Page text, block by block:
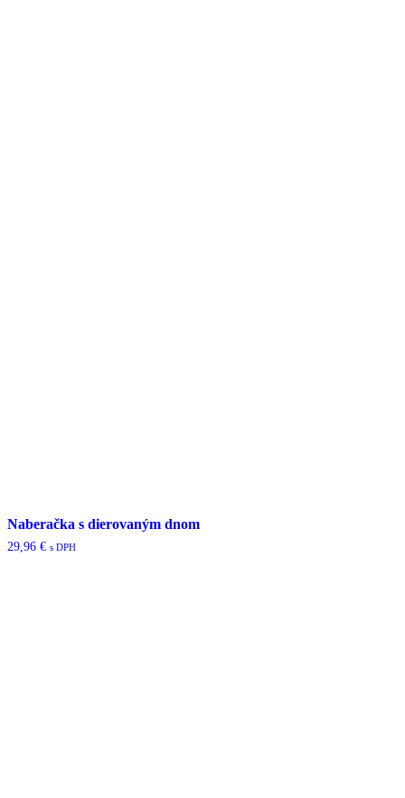
Naberačka s dierovaným dnom
29,96 € s DPH